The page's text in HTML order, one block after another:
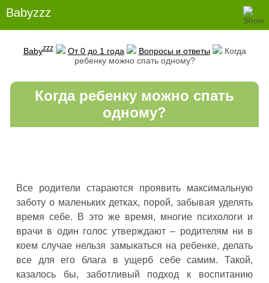
Babyzzz
Babyzzz От 0 до 1 года Вопросы и ответы
Когда
ребенку можно спать одному?
Когда ребенку можно спать
одному?
Все родители стараются проявить максимальную
заботу о маленьких детках, порой, забывая уделять
время себе. В это же время, многие психологи и
врачи в один голос утверждают – родителям ни в
коем случае нельзя замыкаться на ребенке, делать
все для его блага в ущерб себе самим. Такой,
казалось бы, заботливый подход к воспитанию